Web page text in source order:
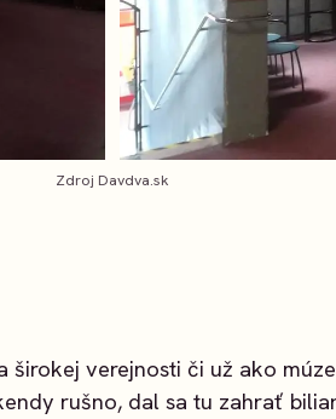
Zdroj Davdva.sk
verejnosti či už ako
rušno, dal sa tu zahrať